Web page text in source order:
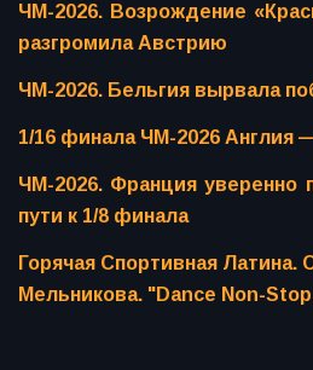
ЧМ-2026. Возрождение
разгромила Австрию
ЧМ-2026. Бельгия вырвала
1/16 финала ЧМ-2026 Англия
ЧМ-2026. Франция
пути к 1/8 финала
Горячая Спортивная Латина.
Мельникова. "Dance Non-